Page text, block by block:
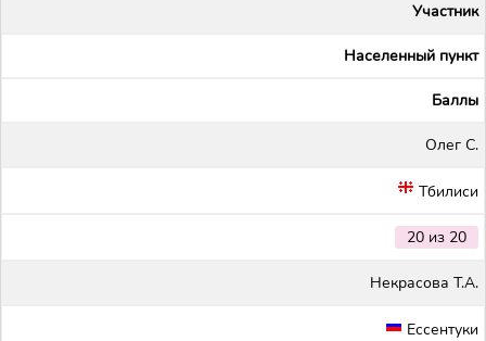
Участник
Населенный пункт
Баллы
Олег С.
Тбилиси
20 из 20
Некрасова Т.А.
Ессентуки